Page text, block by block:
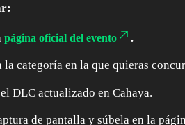
página oficial del evento .
la categoría en la que quieras
DLC actualizado en Cahaya.
de pantalla y súbela en la